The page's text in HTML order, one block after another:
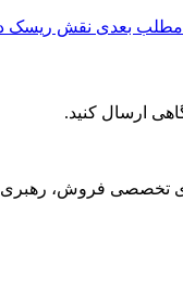
مطلب بعدی نقش ریسک
ارسال کنید.
تخصصی فروش،